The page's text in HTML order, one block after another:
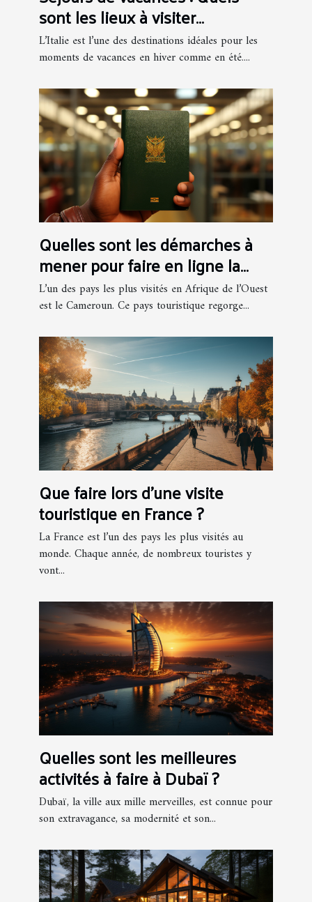
sont les lieux à visiter
absolument en Italie ?
L’Italie est l’une des destinations idéales pour les
moments de vacances en hiver comme en été....
Quelles sont les démarches à
mener pour faire en ligne la
demande d’un visa
Camerounais ?
L’un des pays les plus visités en Afrique de l’Ouest
est le Cameroun. Ce pays touristique regorge...
Que faire lors d’une visite
touristique en France ?
La France est l’un des pays les plus visités au
monde. Chaque année, de nombreux touristes y
vont...
Quelles sont les meilleures
activités à faire à Dubaï ?
Dubaï, la ville aux mille merveilles, est connue pour
son extravagance, sa modernité et son...